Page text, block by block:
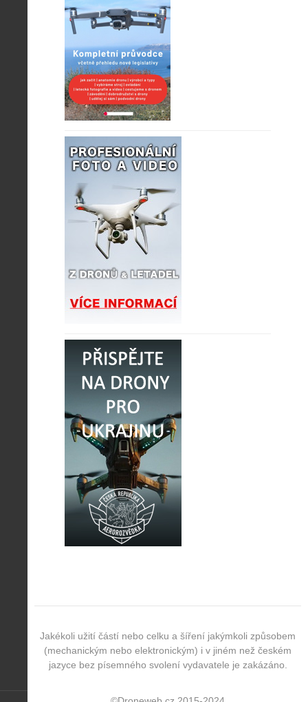
Jakékoli užití částí nebo celku a šíření jakýmkoli způsobem
(mechanickým nebo elektronickým) i v jiném než českém
jazyce bez písemného svolení vydavatele je zakázáno.